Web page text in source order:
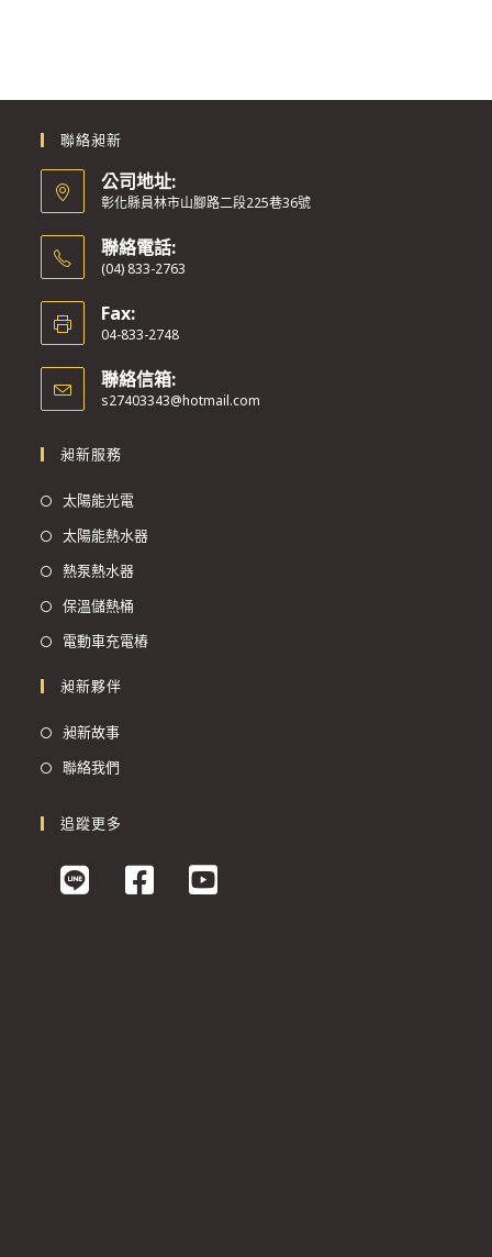
聯絡昶新
公司地址:
彰化縣員林市山腳路二段225巷36號
聯絡電話:
(04) 833-2763
Fax:
04-833-2748
聯絡信箱:
s27403343@hotmail.com
昶新服務
太陽能光電
太陽能熱水器
熱泵熱水器
保溫儲熱桶
電動車充電樁
昶新夥伴
昶新故事
聯絡我們
追蹤更多